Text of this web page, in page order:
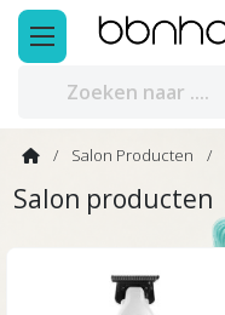
Salon Producten
Salon producten